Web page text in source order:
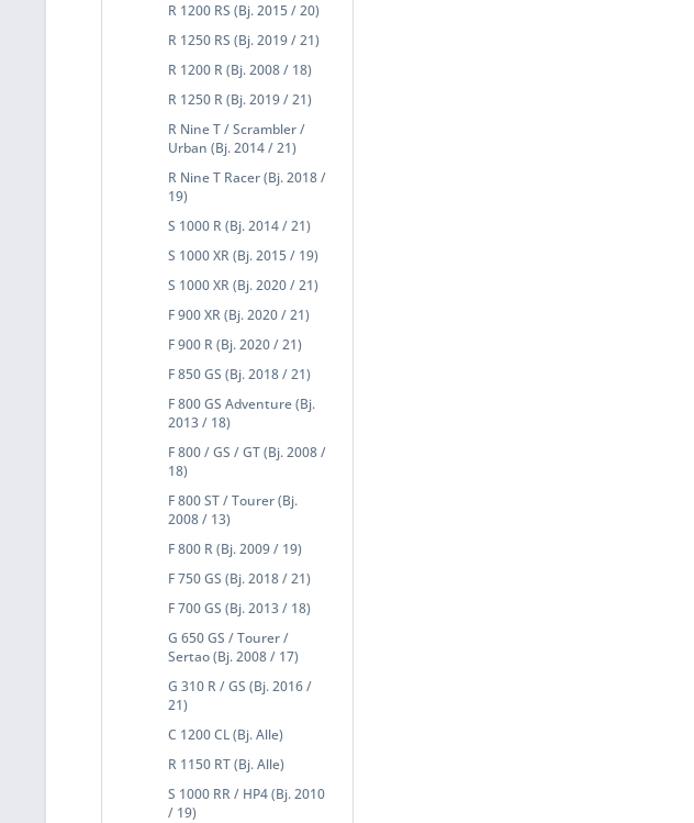
R 1200 RS (Bj. 2015 / 20)
R 1250 RS (Bj. 2019 / 21)
R 1200 R (Bj. 2008 / 18)
R 1250 R (Bj. 2019 / 21)
R Nine T / Scrambler /
Urban (Bj. 2014 / 21)
R Nine T Racer (Bj. 2018 /
19)
S 1000 R (Bj. 2014 / 21)
S 1000 XR (Bj. 2015 / 19)
S 1000 XR (Bj. 2020 / 21)
F 900 XR (Bj. 2020 / 21)
F 900 R (Bj. 2020 / 21)
F 850 GS (Bj. 2018 / 21)
F 800 GS Adventure (Bj.
2013 / 18)
F 800 / GS / GT (Bj. 2008 /
18)
F 800 ST / Tourer (Bj.
2008 / 13)
F 800 R (Bj. 2009 / 19)
F 750 GS (Bj. 2018 / 21)
F 700 GS (Bj. 2013 / 18)
G 650 GS / Tourer /
Sertao (Bj. 2008 / 17)
G 310 R / GS (Bj. 2016 /
21)
C 1200 CL (Bj. Alle)
R 1150 RT (Bj. Alle)
S 1000 RR / HP4 (Bj. 2010
/ 19)